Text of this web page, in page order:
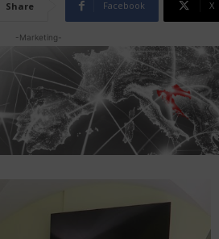
Share Facebook X
-Marketing-